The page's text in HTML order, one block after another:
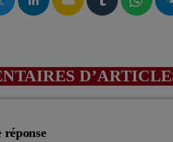
réponse